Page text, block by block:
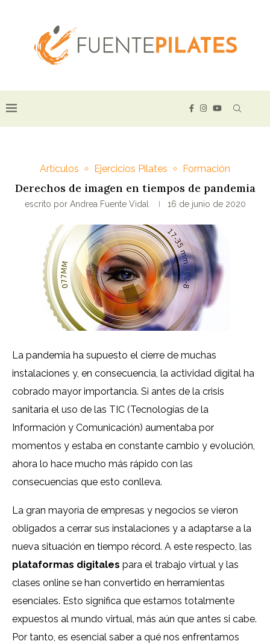
Artículos Ejercicios Pilates Formación
Derechos de imagen en tiempos de pandemia
escrito por Andrea Fuente Vidal 16 de junio de 2020
La pandemia ha supuesto el cierre de muchas
instalaciones y, en consecuencia, la actividad digital ha
cobrado mayor importancia. Si antes de la crisis
sanitaria el uso de las TIC (Tecnologías de la
Información y Comunicación) aumentaba por
momentos y estaba en constante cambio y evolución,
ahora lo hace mucho más rápido con las
consecuencias que esto conlleva.
La gran mayoría de empresas y negocios se vieron
obligados a cerrar sus instalaciones y a adaptarse a la
nueva situación en tiempo récord. A este respecto, las
plataformas digitales para el trabajo virtual y las
clases online se han convertido en herramientas
esenciales. Esto significa que estamos totalmente
expuestos al mundo virtual, más aún que antes si cabe.
Por tanto, es esencial saber a qué nos enfrentamos